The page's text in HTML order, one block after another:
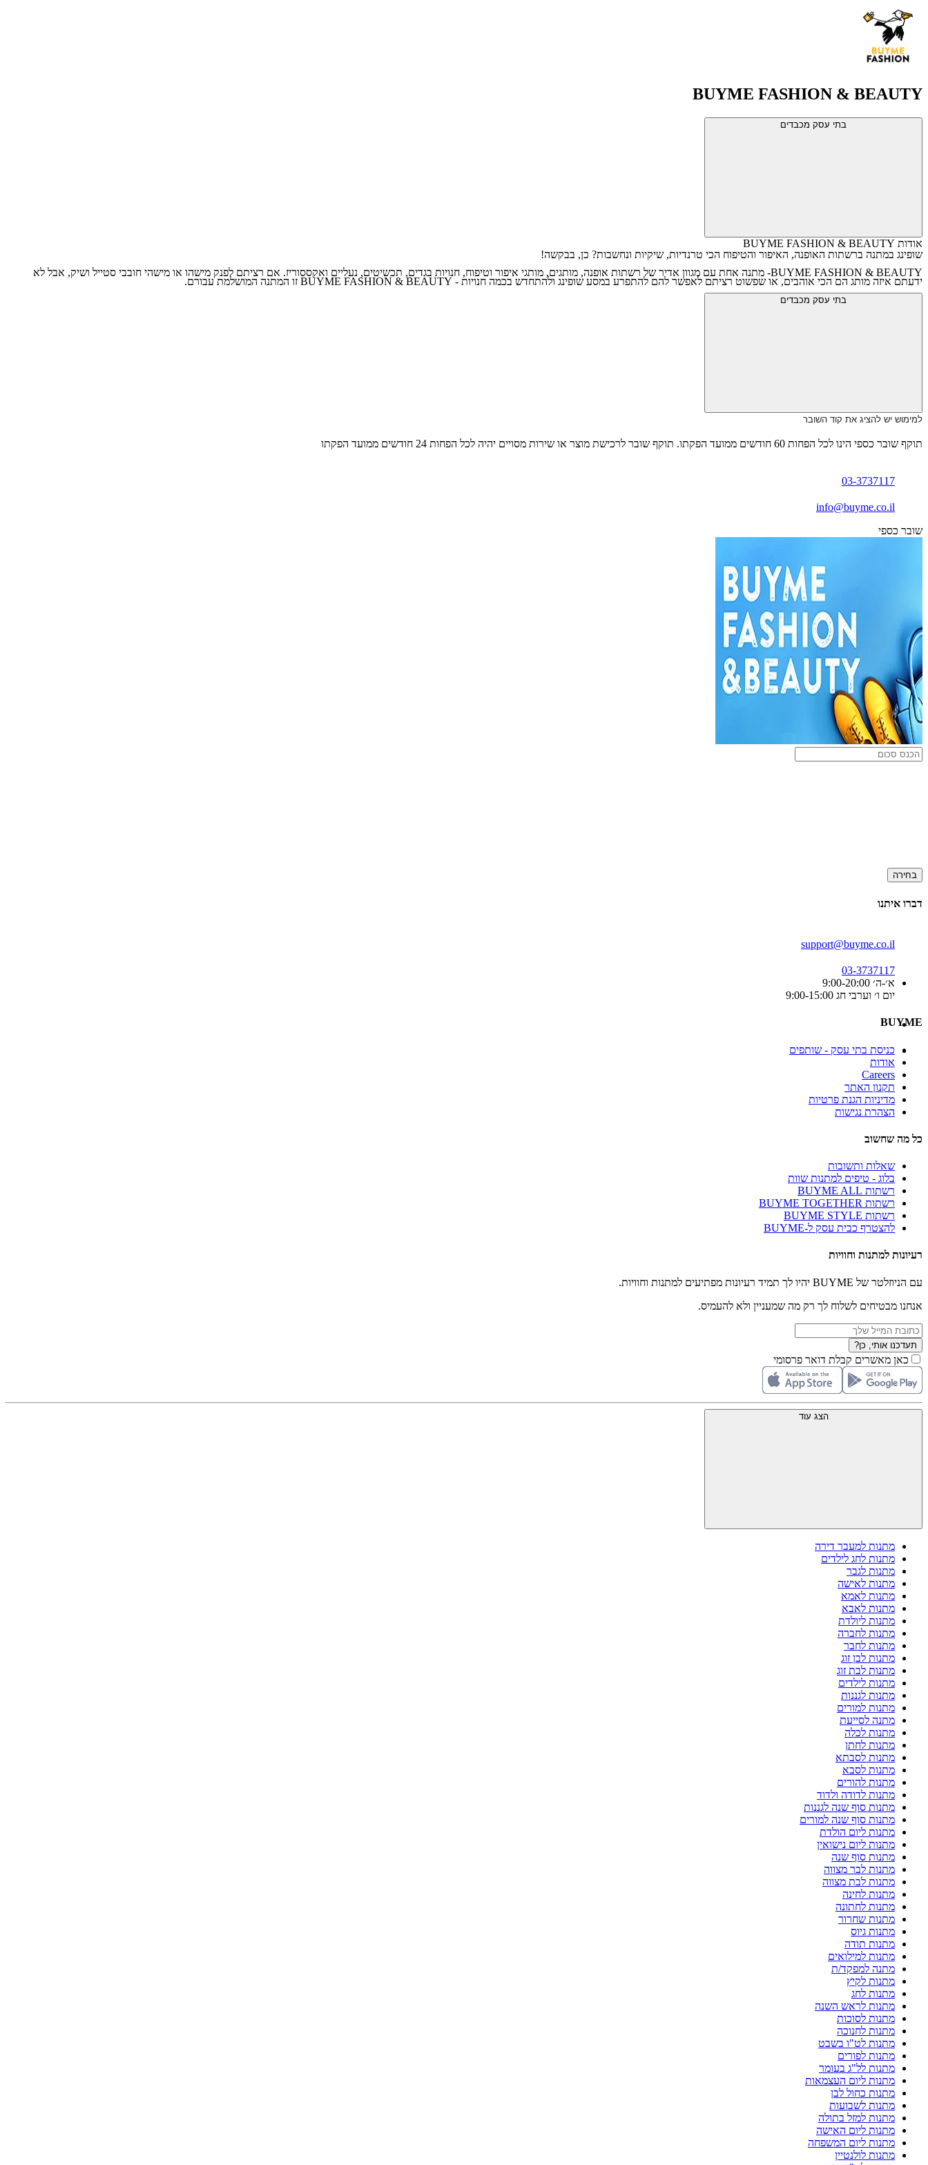
BUYME FASHION & BEAUTY
בתי עסק מכבדים
אודות BUYME FASHION & BEAUTY
שופינג במתנה ברשתות האופנה, האיפור והטיפוח הכי טרנדיות, שיקיות ונחשבות? כן, בבקשה!
BUYME FASHION & BEAUTY- מתנה אחת עם מגוון אדיר של רשתות אופנה, מותגים, מותגי איפור וטיפוח, חנויות בגדים, תכשיטים, נעליים ואקססוריז. אם רציתם לפנק מישהו או מישהי חובבי סטייל ושיק, אבל לא
ידעתם איזה מותג הם הכי אוהבים, או שפשוט רציתם לאפשר להם להתפרע במסע שופינג ולהתחדש בכמה חנויות - BUYME FASHION & BEAUTY זו המתנה המושלמת עבורם.
בתי עסק מכבדים
למימוש יש להציג את קוד השובר
תוקף שובר כספי הינו לכל הפחות 60 חודשים ממועד הפקתו. תוקף שובר לרכישת מוצר או שירות מסויים יהיה לכל הפחות 24 חודשים ממועד הפקתו
03-3737117
info@buyme.co.il
שובר כספי
בחירה
דברו איתנו
support@buyme.co.il
03-3737117
א׳-ה׳ 9:00-20:00
יום ו׳ וערבי חג 9:00-15:00
BUYME
כניסת בתי עסק - שותפים
אודות
Careers
תקנון האתר
מדיניות הגנת פרטיות
הצהרת נגישות
כל מה שחשוב
שאלות ותשובות
בלוג - טיפים למתנות שוות
רשתות BUYME ALL
רשתות BUYME TOGETHER
רשתות BUYME STYLE
להצטרף כבית עסק ל-BUYME
רעיונות למתנות וחוויות
עם הניוזלטר של BUYME יהיו לך תמיד רעיונות מפתיעים למתנות וחוויות.
אנחנו מבטיחים לשלוח לך רק מה שמעניין ולא להעמיס.
תעדכנו אותי, כן?
כאן מאשרים קבלת דואר פרסומי
הצג עוד
מתנות למעבר דירה
מתנות לחג לילדים
מתנות לגבר
מתנות לאישה
מתנות לאמא
מתנות לאבא
מתנות ליולדת
מתנות לחברה
מתנות לחבר
מתנות לבן זוג
מתנות לבת זוג
מתנות לילדים
מתנות לגננות
מתנות למורים
מתנה לסייעת
מתנות לכלה
מתנות לחתן
מתנות לסבתא
מתנות לסבא
מתנות להורים
מתנות לדודה ולדוד
מתנות סוף שנה לגננות
מתנות סוף שנה למורים
מתנות ליום הולדת
מתנות ליום נישואין
מתנות סוף שנה
מתנות לבר מצווה
מתנות לבת מצווה
מתנות לחינה
מתנות לחתונה
מתנות שחרור
מתנות גיוס
מתנות תודה
מתנות למילואים
מתנה למפקד/ת
מתנות לקיץ
מתנות לחג
מתנות לראש השנה
מתנות לסוכות
מתנות לחנוכה
מתנות לט"ו בשבט
מתנות לפורים
מתנות לל"ג בעומר
מתנות ליום העצמאות
מתנות כחול לבן
מתנות לשבועות
מתנות למזל בתולה
מתנות ליום האישה
מתנות ליום המשפחה
מתנות לולנטיין